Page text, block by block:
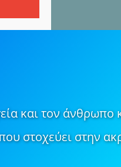
και τον άνθρωπο
στοχεύει στην